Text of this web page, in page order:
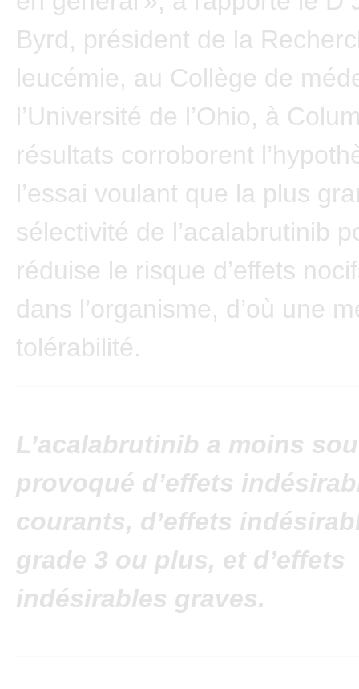
Byrd, président de la
leucémie, au Collège de
l’Université de l’Ohio, à
résultats corroborent
l’essai voulant que la plus
sélectivité de l’acalabrutinib
réduise le risque d’effets
dans l’organisme, d’où une
tolérabilité.
L’acalabrutinib a moins
provoqué d’effets
courants, d’effets
grade 3 ou plus, et d’effets
indésirables graves.